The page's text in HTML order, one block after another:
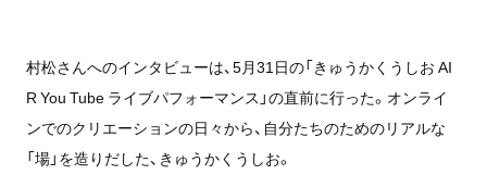
村松さんへのインタビューは、5月31日の「きゅうかくうしお AI
R You Tube ライブパフォーマンス」の直前に行った。オンライ
ンでのクリエーションの日々から、自分たちのためのリアルな
「場」を造りだした、きゅうかくうしお。